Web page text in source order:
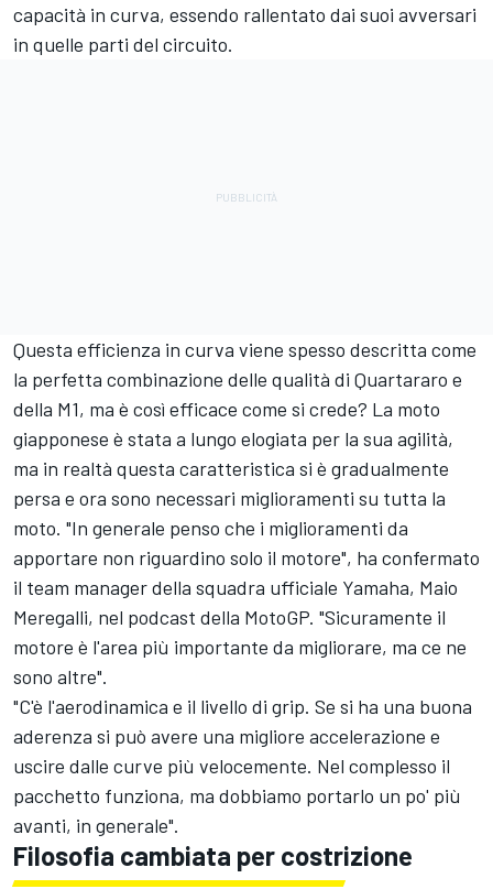
capacità in curva, essendo rallentato dai suoi avversari
in quelle parti del circuito.
Questa efficienza in curva viene spesso descritta come
la perfetta combinazione delle qualità di Quartararo e
della M1, ma è così efficace come si crede? La moto
giapponese è stata a lungo elogiata per la sua agilità,
ma in realtà questa caratteristica si è gradualmente
persa e ora sono necessari miglioramenti su tutta la
moto. "In generale penso che i miglioramenti da
apportare non riguardino solo il motore", ha confermato
il team manager della squadra ufficiale Yamaha, Maio
Meregalli, nel podcast della MotoGP. "Sicuramente il
motore è l'area più importante da migliorare, ma ce ne
sono altre".
"C'è l'aerodinamica e il livello di grip. Se si ha una buona
aderenza si può avere una migliore accelerazione e
uscire dalle curve più velocemente. Nel complesso il
pacchetto funziona, ma dobbiamo portarlo un po' più
avanti, in generale".
Filosofia cambiata per costrizione